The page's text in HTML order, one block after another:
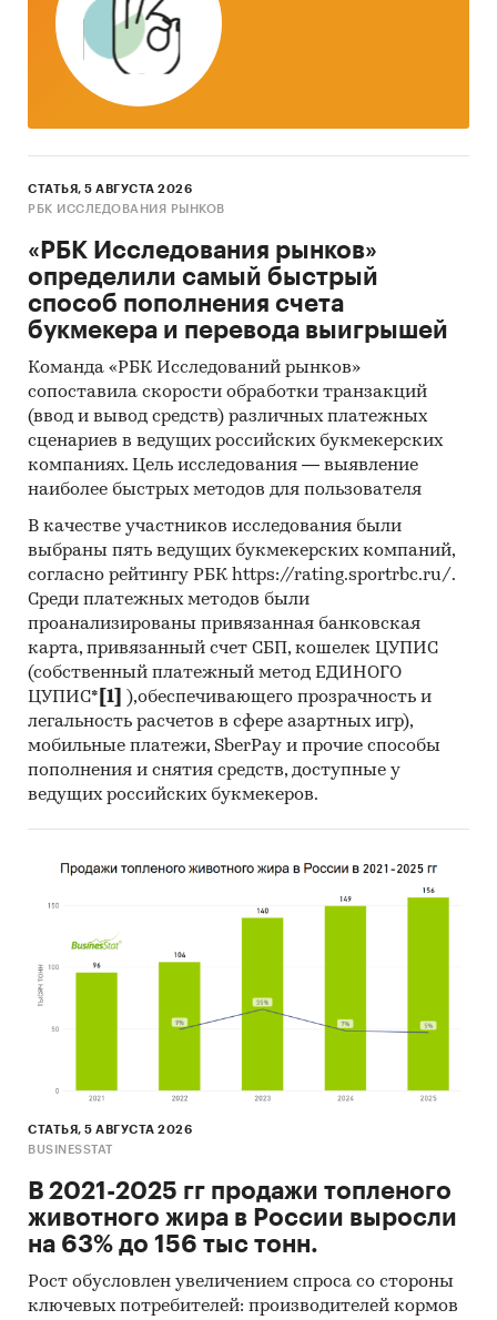
СТАТЬЯ, 5 АВГУСТА 2026
РБК ИССЛЕДОВАНИЯ РЫНКОВ
«РБК Исследования рынков»
определили самый быстрый
способ пополнения счета
букмекера и перевода выигрышей
Команда «РБК Исследований рынков»
сопоставила скорости обработки транзакций
(ввод и вывод средств) различных платежных
сценариев в ведущих российских букмекерских
компаниях. Цель исследования — выявление
наиболее быстрых методов для пользователя
В качестве участников исследования были
выбраны пять ведущих букмекерских компаний,
согласно рейтингу РБК https://rating.sportrbc.ru/.
Среди платежных методов были
проанализированы привязанная банковская
карта, привязанный счет СБП, кошелек ЦУПИС
(собственный платежный метод ЕДИНОГО
ЦУПИС* [1]
),обеспечивающего прозрачность и
легальность расчетов в сфере азартных игр),
мобильные платежи, SberPay и прочие способы
пополнения и снятия средств, доступные у
ведущих российских букмекеров.
СТАТЬЯ, 5 АВГУСТА 2026
BUSINESSTAT
В 2021-2025 гг продажи топленого
животного жира в России выросли
на 63% до 156 тыс тонн.
Рост обусловлен увеличением спроса со стороны
ключевых потребителей: производителей кормов